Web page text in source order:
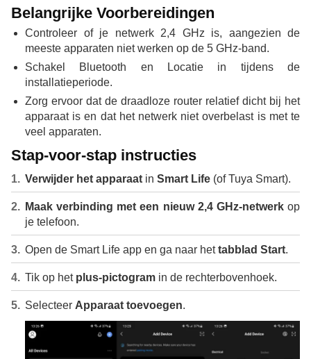
Belangrijke Voorbereidingen
Controleer of je netwerk 2,4 GHz is, aangezien de
meeste apparaten niet werken op de 5 GHz-band.
Schakel Bluetooth en Locatie in tijdens de
installatieperiode.
Zorg ervoor dat de draadloze router relatief dicht bij het
apparaat is en dat het netwerk niet overbelast is met te
veel apparaten.
Stap-voor-stap instructies
Verwijder het apparaat in Smart Life (of Tuya Smart).
Maak verbinding met een nieuw 2,4 GHz-netwerkop
je telefoon.
Open de Smart Life app en ga naar hettabblad Start.
Tik op het plus-pictogram in de rechterbovenhoek.
Selecteer Apparaat toevoegen.